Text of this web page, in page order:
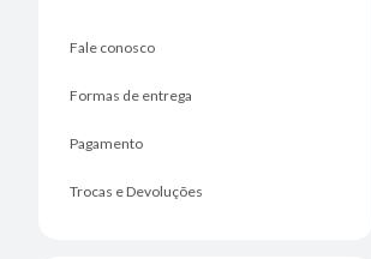
Fale conosco
Formas de entrega
Pagamento
Trocas e Devoluções